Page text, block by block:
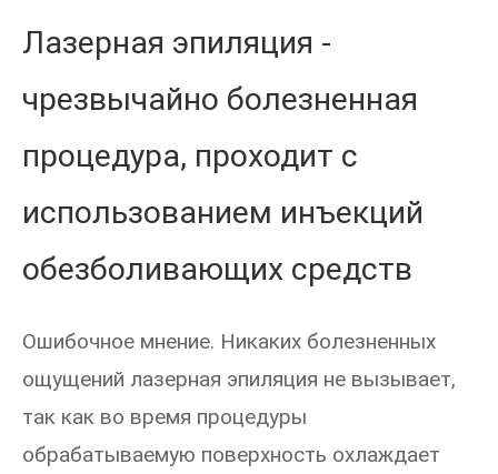
Лазерная эпиляция -
чрезвычайно болезненная
процедура, проходит с
использованием инъекций
обезболивающих средств
Ошибочное мнение. Никаких болезненных
ощущений лазерная эпиляция не вызывает,
так как во время процедуры
обрабатываемую поверхность охлаждает